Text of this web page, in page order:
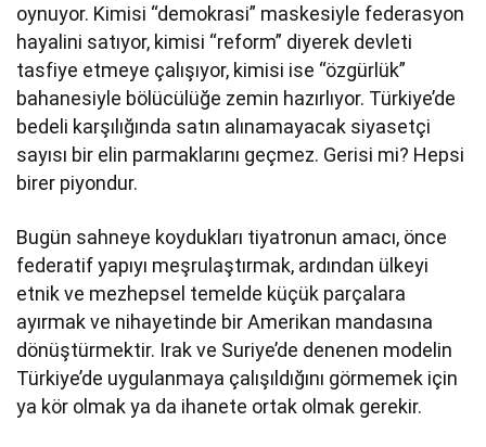
oynuyor. Kimisi “demokrasi” maskesiyle federasyon
hayalini satıyor, kimisi “reform” diyerek devleti
tasfiye etmeye çalışıyor, kimisi ise “özgürlük”
bahanesiyle bölücülüğe zemin hazırlıyor. Türkiye’de
bedeli karşılığında satın alınamayacak siyasetçi
sayısı bir elin parmaklarını geçmez. Gerisi mi? Hepsi
birer piyondur.
Bugün sahneye koydukları tiyatronun amacı, önce
federatif yapıyı meşrulaştırmak, ardından ülkeyi
etnik ve mezhepsel temelde küçük parçalara
ayırmak ve nihayetinde bir Amerikan mandasına
dönüştürmektir. Irak ve Suriye’de denenen modelin
Türkiye’de uygulanmaya çalışıldığını görmemek için
ya kör olmak ya da ihanete ortak olmak gerekir.